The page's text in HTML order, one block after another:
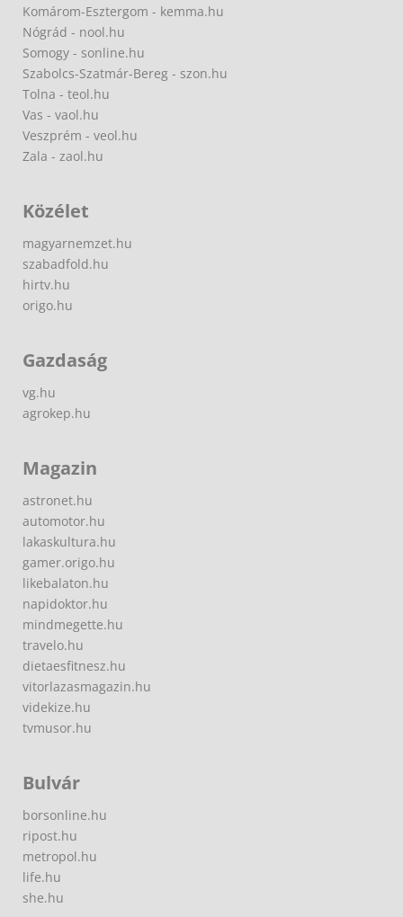
Komárom-Esztergom - kemma.hu
Nógrád - nool.hu
Somogy - sonline.hu
Szabolcs-Szatmár-Bereg - szon.hu
Tolna - teol.hu
Vas - vaol.hu
Veszprém - veol.hu
Zala - zaol.hu
Közélet
magyarnemzet.hu
szabadfold.hu
hirtv.hu
origo.hu
Gazdaság
vg.hu
agrokep.hu
Magazin
astronet.hu
automotor.hu
lakaskultura.hu
gamer.origo.hu
likebalaton.hu
napidoktor.hu
mindmegette.hu
travelo.hu
dietaesfitnesz.hu
vitorlazasmagazin.hu
videkize.hu
tvmusor.hu
Bulvár
borsonline.hu
ripost.hu
metropol.hu
life.hu
she.hu